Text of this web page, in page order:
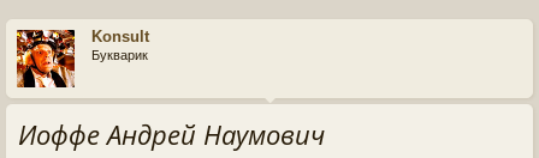
Konsult
Букварик
Иоффе Андрей Наумович